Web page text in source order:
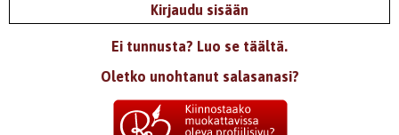
Kirjaudu sisään
Ei tunnusta? Luo se täältä.
Oletko unohtanut salasanasi?